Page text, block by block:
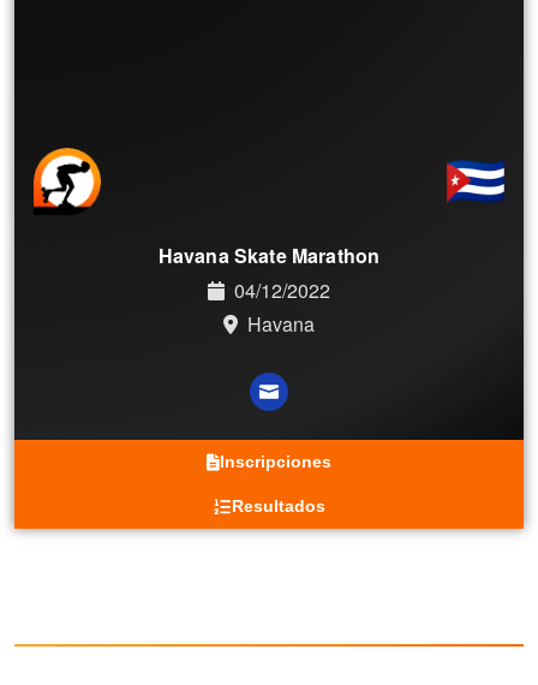
Havana Skate Marathon
04/12/2022
Havana
Inscripciones
Resultados